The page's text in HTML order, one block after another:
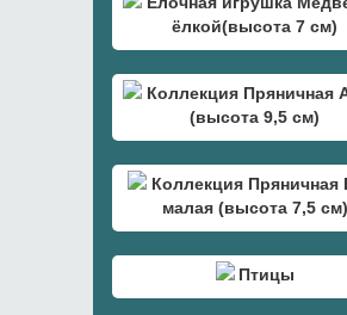
ёлкой(высота 7 см)
Коллекция Пряничная
(высота 9,5 см)
Коллекция Пряничная
малая (высота 7,5 см)
Птицы